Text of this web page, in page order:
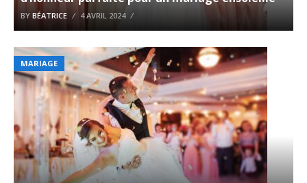
BY BÉATRICE 4 AVRIL 2024
MARIAGE